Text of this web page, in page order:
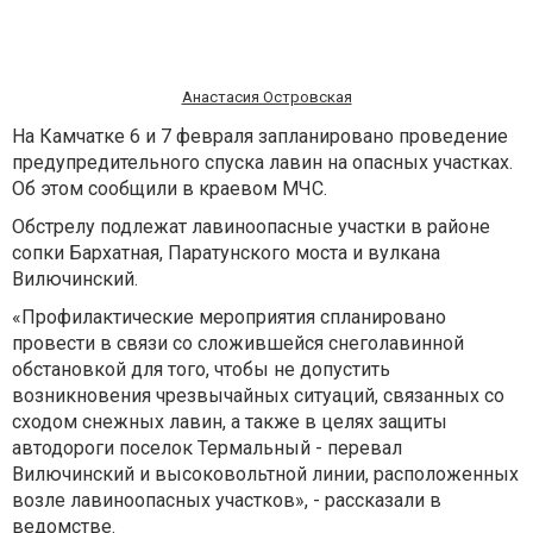
Анастасия Островская
На Камчатке 6 и 7 февраля запланировано проведение
предупредительного спуска лавин на опасных участках.
Об этом сообщили в краевом МЧС.
Обстрелу подлежат лавиноопасные участки в районе
сопки Бархатная, Паратунского моста и вулкана
Вилючинский.
«Профилактические мероприятия спланировано
провести в связи со сложившейся снеголавинной
обстановкой для того, чтобы не допустить
возникновения чрезвычайных ситуаций, связанных со
сходом снежных лавин, а также в целях защиты
автодороги поселок Термальный - перевал
Вилючинский и высоковольтной линии, расположенных
возле лавиноопасных участков», - рассказали в
ведомстве.